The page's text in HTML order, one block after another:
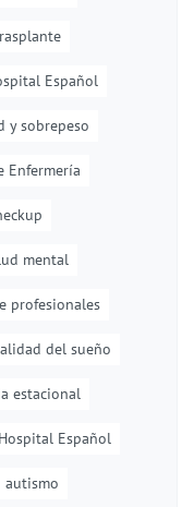
Español
y sobrepeso
Enfermería
mental
profesionales
del sueño
estacional
Español
autismo